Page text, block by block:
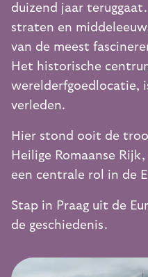
duizend jaar
straten en
van de meest
Het historische
werelderfgoedlocatie,
verleden.
Hier stond ooit de
Heilige Romaanse
een centrale rol in de
Stap in Praag uit de
de geschiedenis.